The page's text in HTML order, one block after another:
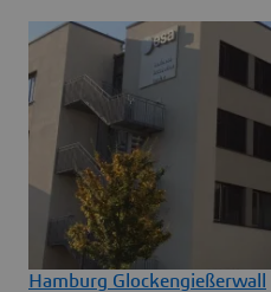
Hamburg Glockengießerwall